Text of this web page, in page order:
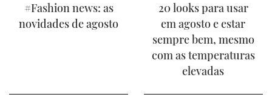
#Fashion news: as
novidades de agosto
20 looks para usar
em agosto e estar
sempre bem, mesmo
com as temperaturas
elevadas